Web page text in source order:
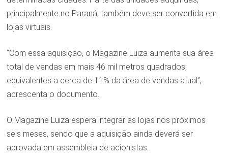
principalmente no Paraná, também deve ser convertida em
lojas virtuais.
“Com essa aquisição, o Magazine Luiza aumenta sua área
total de vendas em mais 46 mil metros quadrados,
equivalentes a cerca de 11% da área de vendas atual”,
acrescenta o documento.
O Magazine Luiza espera integrar as lojas nos próximos
seis meses, sendo que a aquisição ainda deverá ser
aprovada em assembleia de acionistas.